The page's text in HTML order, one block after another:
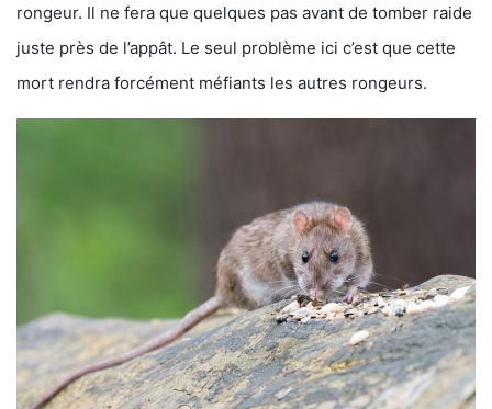
rongeur. Il ne fera que quelques pas avant de tomber raide
juste près de l’appât. Le seul problème ici c’est que cette
mort rendra forcément méfiants les autres rongeurs.